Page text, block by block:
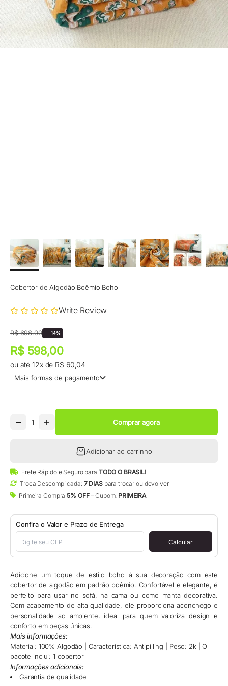
Cobertor de Algodão Boêmio Boho
Write Review
Preço promocional
Preço normal
R$ 698,00 14%
Preço promocional
R$ 598,00
ou até 12x de R$ 60,04
Mais formas de pagamento
Comprar agora
Adicionar ao carrinho
Frete Rápido e Seguro para TODO O BRASIL!
Troca Descomplicada: 7 DIASpara trocar ou devolver
Primeira Compra5% OFF– Cupom: PRIMEIRA
Confira o Valor e Prazo de Entrega
Calcular
Adicione um toque de estilo boho à sua decoração com este
cobertor de algodão em padrão boêmio. Confortável e elegante, é
perfeito para usar no sofá, na cama ou como manta decorativa.
Com acabamento de alta qualidade, ele proporciona aconchego e
personalidade ao ambiente, ideal para quem valoriza design e
conforto em peças únicas.
Mais informações:
Material: 100% Algodão | Característica: Antipilling | Peso: 2k | O
pacote inclui: 1 cobertor
Informações adicionais:
Garantia de qualidade